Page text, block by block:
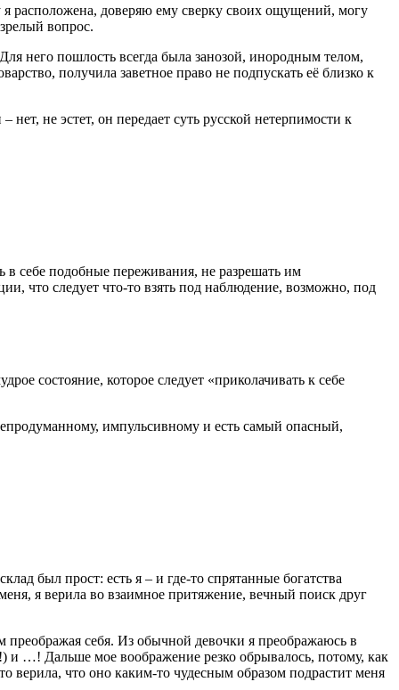
расположена, доверяю ему сверку своих ощущений, могу
вопрос.
него пошлость всегда была занозой, инородным телом,
получила заветное право не подпускать её близко к
не эстет, он передает суть русской нетерпимости к
в себе подобные переживания, не разрешать им
что следует что-то взять под наблюдение, возможно, под
состояние, которое следует «приколачивать к себе
импульсивному и есть самый опасный,
был прост: есть я – и где-то спрятанные богатства
я верила во взаимное притяжение, вечный поиск друг
себя. Из обычной девочки я преображаюсь в
и …! Дальше мое воображение резко обрывалось, потому, как
верила, что оно каким-то чудесным образом подрастит меня